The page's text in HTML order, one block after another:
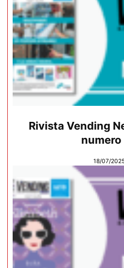
Rivista Vending
numero
18/07/